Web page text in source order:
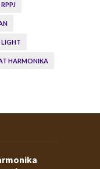
LIGHT
HARMONIKA